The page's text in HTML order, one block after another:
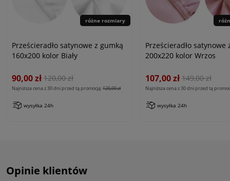
różne rozmiary
Prześcieradło satynowe z gumką
160x200 kolor Biały
90,00 zł 120,00 zł
Najniższa cena z 30 dni przed tą promocją:120,00 zł
wysyłka 24h
Prześcieradło satynowe
200x220 kolor Wrzos
107,00 zł 149,00 zł
Najniższa cena z 30 dni przed tą
wysyłka 24h
Opinie klientów